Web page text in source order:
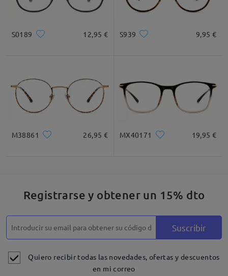
S0189 12,95 € S939 9,95 €
M38861 26,95 € MX40171 19,95 €
Registrarse y obtener un 15% dto
Suscribir
Quiero recibir todas las novedades, ofertas y descuentos
en mi correo